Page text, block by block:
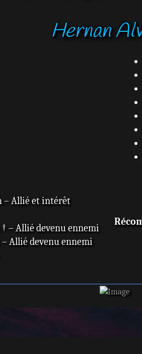
Hernan
Allié et intérêt
– Allié devenu ennemi
Allié devenu ennemi